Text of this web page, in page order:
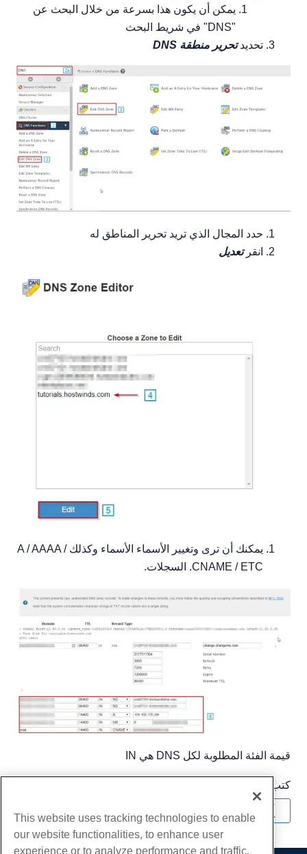
يمكن أن يكون هذا بسرعة من خلال البحث عن
"DNS" في شريط البحث
تحديدتحرير منطقة DNS
حدد المجال الذي تريد تحرير المناطق له
انقرتعديل
يمكنك أن ترى وتغيير الأسماء الأسماء وكذلك A / AAAA /
CNAME / ETC. السجلات.
قيمة الفئة المطلوبة لكل DNS هي IN
كتب بواسطة
This website uses tracking technologies to enable
our website functionalities, to enhance user
experience or to analyze performance and traffic.